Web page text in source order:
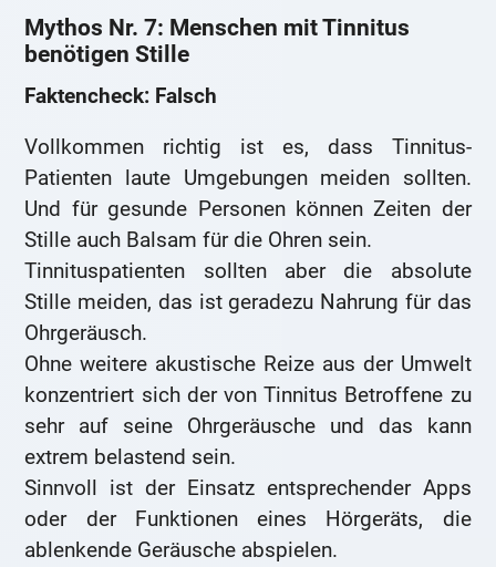
Mythos Nr. 7: Menschen mit Tinnitus
benötigen Stille
Faktencheck: Falsch
Vollkommen richtig ist es, dass Tinnitus-
Patienten laute Umgebungen meiden sollten.
Und für gesunde Personen können Zeiten der
Stille auch Balsam für die Ohren sein.
Tinnituspatienten sollten aber die absolute
Stille meiden, das ist geradezu Nahrung für das
Ohrgeräusch.
Ohne weitere akustische Reize aus der Umwelt
konzentriert sich der von Tinnitus Betroffene zu
sehr auf seine Ohrgeräusche und das kann
extrem belastend sein.
Sinnvoll ist der Einsatz entsprechender Apps
oder der Funktionen eines Hörgeräts, die
ablenkende Geräusche abspielen.